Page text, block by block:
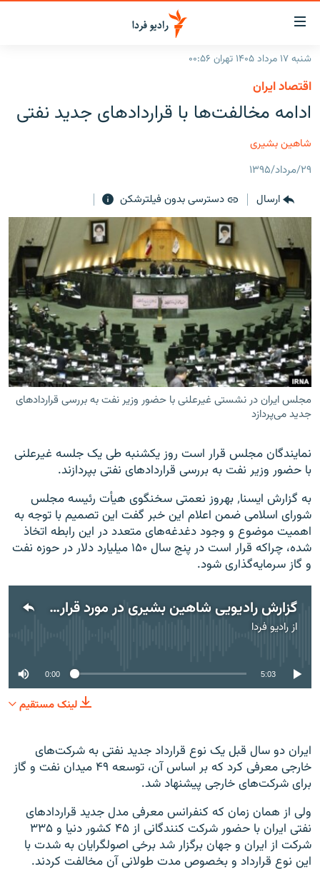
لینک‌های
قابلیت
دسترسی
بازگشت
اصلی
جستجو
ایران
رادیو
انتخاب کنید و بشنوید
برنامه‌های رادیویی
فرکانس‌ها
پادکست
چندرسانه‌ای
گزارش‌های تصویری
گزارش‌های ویدئویی
زنان فردا
English
به ما بپیوندید
زبان‌های دیگر
شنبه ۱۷ مرداد ۱۴۰۵ تهران ۰۰:۵۶
اقتصاد ایران
ادامه مخالفت‌ها با قراردادهای جدید نفتی
شاهین بشیری
۲۹/مرداد/۱۳۹۵
ارسال
دسترسی بدون فیلترشکن
مجلس ایران در نشستی غیرعلنی با حضور وزیر نفت به بررسی قراردادهای
جدید می‌پردازد
نمایندگان مجلس قرار است روز یکشنبه طی یک جلسه غیرعلنی
با حضور وزیر نفت به بررسی قراردادهای نفتی بپردازند.
به گزارش ایسنا٬ بهروز نعمتی سخنگوی هیأت رئیسه مجلس
شورای اسلامی ضمن اعلام این خبر گفت این تصمیم با توجه به
اهمیت موضوع و وجود دغدغه‌های متعدد در این رابطه اتخاذ
شده، چراکه قرار است در پنج سال ۱۵۰ میلیارد دلار در حوزه نفت
و گاز سرمایه‌گذاری شود.
گزارش رادیویی شاهین بشیری در مورد قراردادهای جدید نفتی
ازرادیو فردا
0:00 5:03
لینک مستقیم
ایران دو سال قبل یک نوع قرارداد جدید نفتی به شرکت‌های
خارجی معرفی کرد که بر اساس آن، توسعه ۴۹ میدان نفت و گاز
برای شرکت‌های خارجی پیشنهاد شد.
ولی از همان زمان که کنفرانس معرفی مدل جدید قراردادهای
نفتی ایران با حضور شرکت کنندگانی از ۴۵ کشور دنیا و ۳۳۵
شرکت از ایران و جهان برگزار شد برخی اصولگرایان به شدت با
این نوع قرارداد و بخصوص مدت طولانی آن مخالفت کردند.